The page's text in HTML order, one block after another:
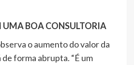
UMA BOA CONSULTORIA
o aumento do valor da
de forma abrupta. “É um